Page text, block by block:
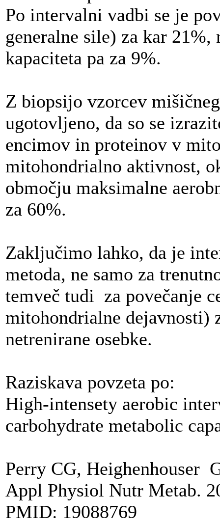
Po intervalni vadbi se je
generalne sile) za kar
kapaciteta pa za 9%.
Z biopsijo vzorcev
ugotovljeno, da so se
encimov in proteinov v
mitohondrialno aktivnost,
območju maksimalne
za 60%.
Zaključimo lahko, da je
metoda, ne samo za
temveč tudi za povečanje
mitohondrialne dejavnosti)
netrenirane osebke.
Raziskava povzeta po:
High-intensety aerobic
carbohydrate metabolic
Perry CG, Heighenhouser
Appl Physiol Nutr Metab.
PMID: 19088769